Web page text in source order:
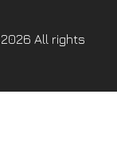
All rights